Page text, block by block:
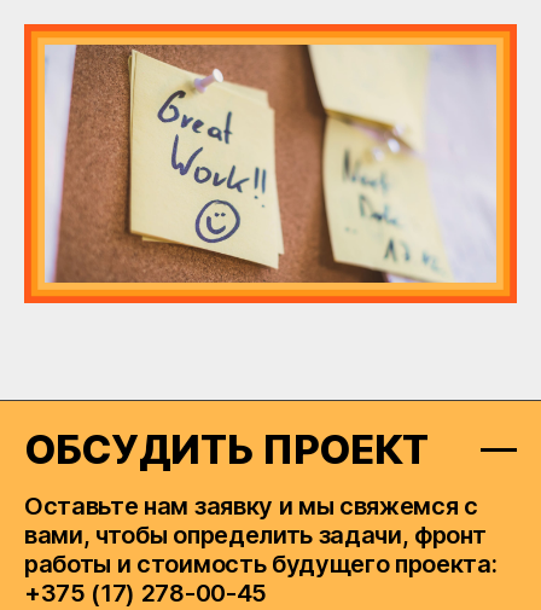
ОБСУДИТЬ ПРОЕКТ
Оставьте нам заявку и мы свяжемся с
вами, чтобы определить задачи, фронт
работы и стоимость будущего проекта:
+375 (17) 278-00-45